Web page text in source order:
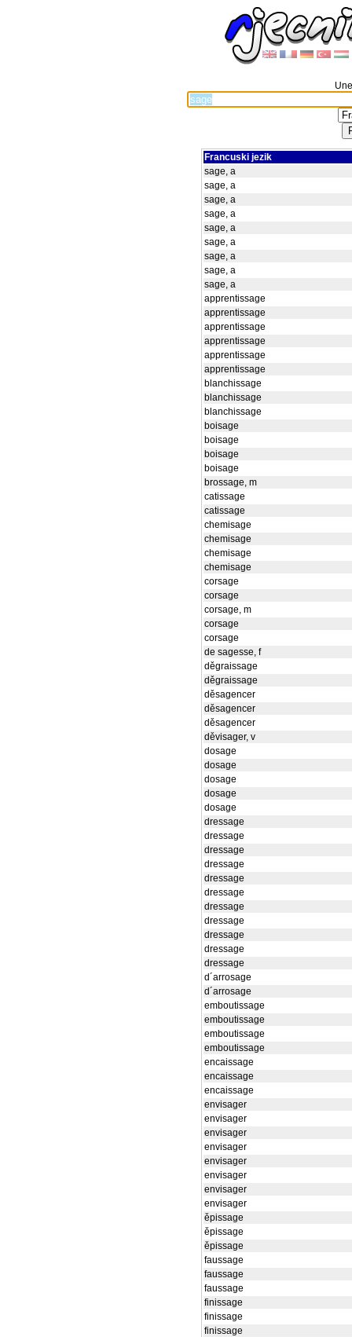
Francuski jezik
sage, a
sage, a
sage, a
sage, a
sage, a
sage, a
sage, a
sage, a
sage, a
apprentissage
apprentissage
apprentissage
apprentissage
apprentissage
apprentissage
blanchissage
blanchissage
blanchissage
boisage
boisage
boisage
boisage
brossage, m
catissage
catissage
chemisage
chemisage
chemisage
chemisage
corsage
corsage
corsage, m
corsage
corsage
de sagesse, f
děgraissage
děgraissage
děsagencer
děsagencer
děsagencer
děvisager, v
dosage
dosage
dosage
dosage
dosage
dressage
dressage
dressage
dressage
dressage
dressage
dressage
dressage
dressage
dressage
dressage
d´arrosage
d´arrosage
emboutissage
emboutissage
emboutissage
emboutissage
encaissage
encaissage
encaissage
envisager
envisager
envisager
envisager
envisager
envisager
envisager
envisager
ěpissage
ěpissage
ěpissage
faussage
faussage
faussage
finissage
finissage
finissage